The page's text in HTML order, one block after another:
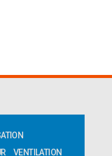
VENTILATION